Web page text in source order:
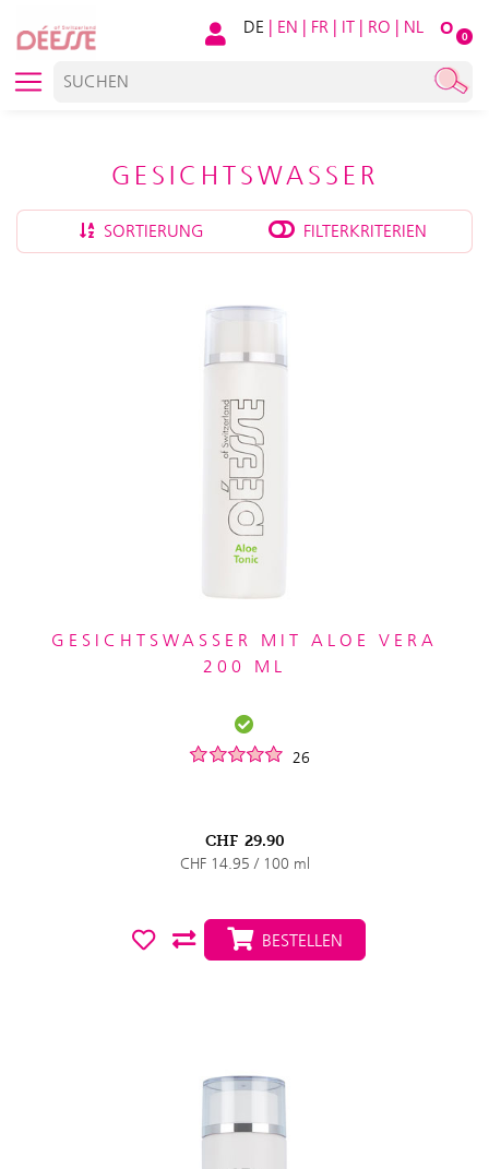
O 0
DE | EN | FR | IT | RO | NL
GESICHTSWASSER
SORTIERUNG FILTERKRITERIEN
GESICHTSWASSER MIT ALOE VERA
200 ML
26
CHF 29.90
CHF 14.95 / 100 ml
BESTELLEN